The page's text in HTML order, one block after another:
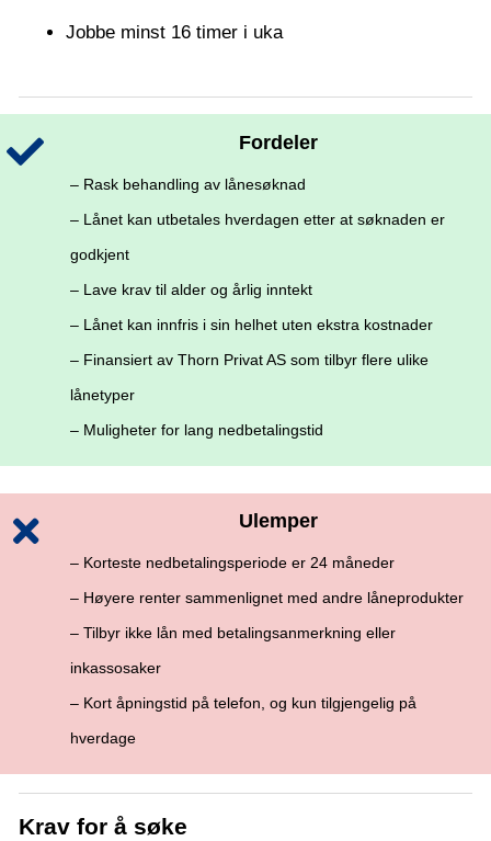
Jobbe minst 16 timer i uka
Fordeler
– Rask behandling av lånesøknad
– Lånet kan utbetales hverdagen etter at søknaden er
godkjent
– Lave krav til alder og årlig inntekt
– Lånet kan innfris i sin helhet uten ekstra kostnader
– Finansiert av Thorn Privat AS som tilbyr flere ulike
lånetyper
– Muligheter for lang nedbetalingstid
Ulemper
– Korteste nedbetalingsperiode er 24 måneder
– Høyere renter sammenlignet med andre låneprodukter
– Tilbyr ikke lån med betalingsanmerkning eller
inkassosaker
– Kort åpningstid på telefon, og kun tilgjengelig på
hverdage
Krav for å søke